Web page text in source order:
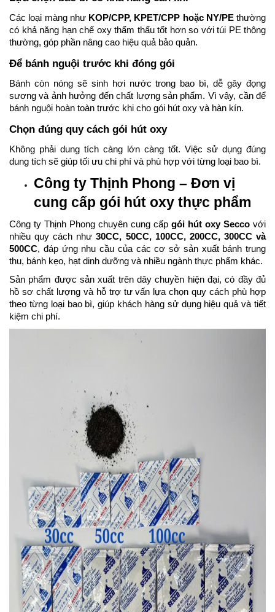
Các loại màng như KOP/CPP, KPET/CPP hoặc NY/PEthường
có khả năng hạn chế oxy thẩm thấu tốt hơn so với túi PE thông
thường, góp phần nâng cao hiệu quả bảo quản.
Để bánh nguội trước khi đóng gói
Bánh còn nóng sẽ sinh hơi nước trong bao bì, dễ gây đọng
sương và ảnh hưởng đến chất lượng sản phẩm. Vì vậy, cần để
bánh nguội hoàn toàn trước khi cho gói hút oxy và hàn kín.
Chọn đúng quy cách gói hút oxy
Không phải dung tích càng lớn càng tốt. Việc sử dụng đúng
dung tích sẽ giúp tối ưu chi phí và phù hợp với từng loại bao bì.
Công ty Thịnh Phong – Đơn vị
cung cấp gói hút oxy thực phẩm
Công ty Thịnh Phong chuyên cung cấp gói hút oxy Secco với
nhiều quy cách như30CC, 50CC, 100CC, 200CC, 300CC và
500CC, đáp ứng nhu cầu của các cơ sở sản xuất bánh trung
thu, bánh kẹo, hạt dinh dưỡng và nhiều ngành thực phẩm khác.
Sản phẩm được sản xuất trên dây chuyền hiện đại, có đầy đủ
hồ sơ chất lượng và hỗ trợ tư vấn lựa chọn quy cách phù hợp
theo từng loại bao bì, giúp khách hàng sử dụng hiệu quả và tiết
kiệm chi phí.